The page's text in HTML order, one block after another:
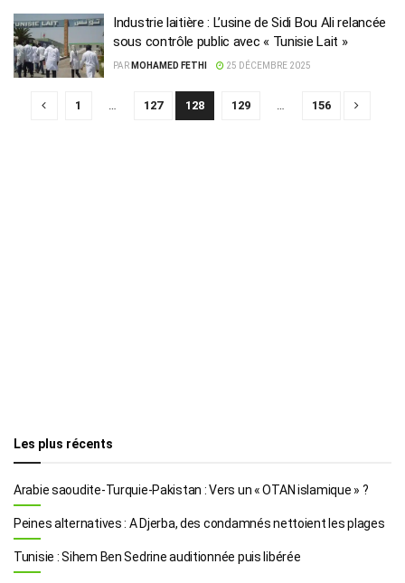
Industrie laitière : L’usine de Sidi Bou Ali relancée
sous contrôle public avec « Tunisie Lait »
PAR MOHAMED FETHI 25 DÉCEMBRE 2025
1 … 127 128 129 … 156
Les plus récents
Arabie saoudite-Turquie-Pakistan : Vers un « OTAN islamique » ?
Peines alternatives : A Djerba, des condamnés nettoient les plages
Tunisie : Sihem Ben Sedrine auditionnée puis libérée